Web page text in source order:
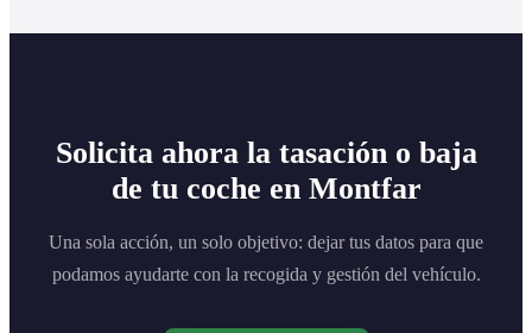
Solicita ahora la tasación o baja
de tu coche en Montfar
Una sola acción, un solo objetivo: dejar tus datos para que
podamos ayudarte con la recogida y gestión del vehículo.